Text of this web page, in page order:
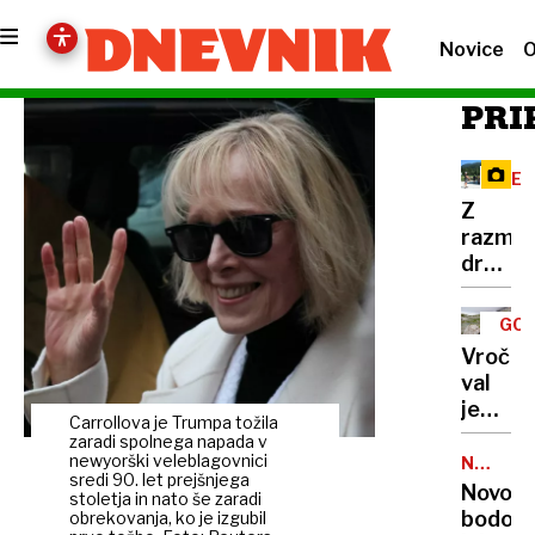
Novice
Carrollova je Trumpa tožila
zaradi spolnega napada v
newyorški veleblagovnici
sredi 90. let prejšnjega
stoletja in nato še zaradi
obrekovanja, ko je izgubil
Z
na
Vršič
leze
vsak,
ki
ozadje
za
val
je
gore,
zaradi
bodo